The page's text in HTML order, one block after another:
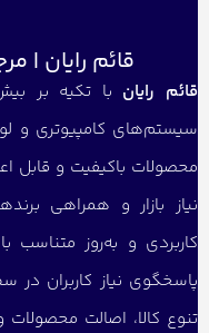
قائم رایان |
قائم رایان با تکیه بر
سیستم‌های کامپیوتری و
محصولات باکیفیت و قابل
نیاز بازار و همراهی
کاربردی و به‌روز متناسب
پاسخگوی نیاز کاربران در
تنوع کالا، اصالت